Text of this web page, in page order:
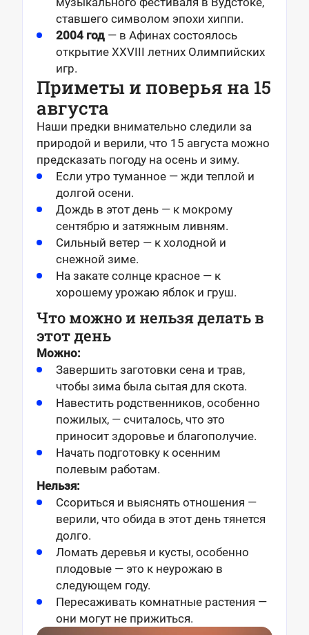
ставшего символом эпохи хиппи.
2004 год — в Афинах состоялось
открытие XXVIII летних Олимпийских
игр.
Приметы и поверья на 15
августа
Наши предки внимательно следили за
природой и верили, что 15 августа можно
предсказать погоду на осень и зиму.
Если утро туманное — жди теплой и
долгой осени.
Дождь в этот день — к мокрому
сентябрю и затяжным ливням.
Сильный ветер — к холодной и
снежной зиме.
На закате солнце красное — к
хорошему урожаю яблок и груш.
Что можно и нельзя делать в
этот день
Можно:
Завершить заготовки сена и трав,
чтобы зима была сытая для скота.
Навестить родственников, особенно
пожилых, — считалось, что это
приносит здоровье и благополучие.
Начать подготовку к осенним
полевым работам.
Нельзя:
Ссориться и выяснять отношения —
верили, что обида в этот день тянется
долго.
Ломать деревья и кусты, особенно
плодовые — это к неурожаю в
следующем году.
Пересаживать комнатные растения —
они могут не прижиться.